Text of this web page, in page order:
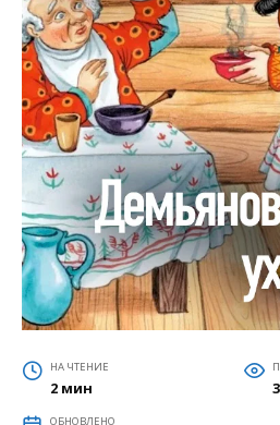
НА ЧТЕНИЕ
2 мин
ОБНОВЛЕНО